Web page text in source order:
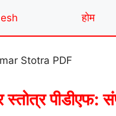
होम
स्तोत्र पीडीएफ: